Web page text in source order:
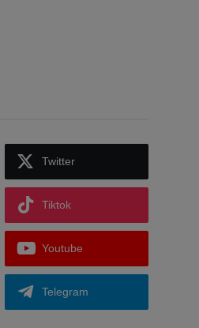
Twitter
Tiktok
Youtube
Telegram